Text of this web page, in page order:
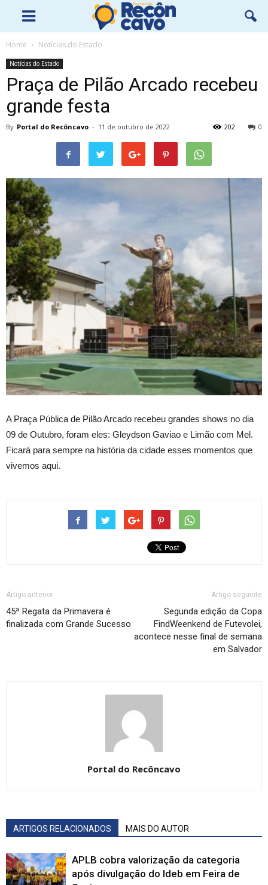
Home Notícias do Estado
Notícias do Estado
Praça de Pilão Arcado recebeu
grande festa
By Portal do Recôncavo - 11 de outubro de 2022 0
202
A Praça Pública de Pilão Arcado recebeu grandes shows no dia
09 de Outubro, foram eles: Gleydson Gaviao e Limão com Mel.
Ficará para sempre na história da cidade esses momentos que
vivemos aqui.
Artigo anterior
45ª Regata da Primavera é
finalizada com Grande Sucesso
Artigo seguinte
Segunda edição da Copa
FindWeenkend de Futevolei,
acontece nesse final de semana
em Salvador
Portal do Recôncavo
ARTIGOS RELACIONADOS MAIS DO AUTOR
APLB cobra valorização da categoria
após divulgação do Ideb em Feira de